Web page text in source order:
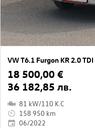
VW T6.1 Furgon KR 2.0 TDI
18 500,00 €
36 182,85 лв.
81 kW/110 K.C
158 950 km
06/2022